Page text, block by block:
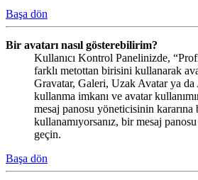
Başa dön
Bir avatarı nasıl gösterebilirim?
Kullanıcı Kontrol Panelinizde,
farklı metottan birisini kullanarak
Gravatar, Galeri, Uzak Avatar ya
kullanma imkanı ve avatar
mesaj panosu yöneticisinin kararına
kullanamıyorsanız, bir mesaj
geçin.
Başa dön